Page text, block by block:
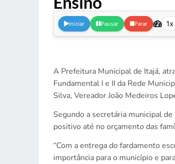
Iniciar Pausar Parar
A Prefeitura Municipal de Itajá,
Fundamental I e II da Rede
Silva, Vereador João Medeiros
Segundo a secretária municipal
positivo até no orçamento das
“Com a entrega do fardamento
importância para o município e